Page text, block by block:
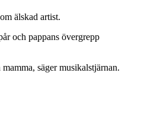
älskad artist.
och pappans övergrepp
säger musikalstjärnan.